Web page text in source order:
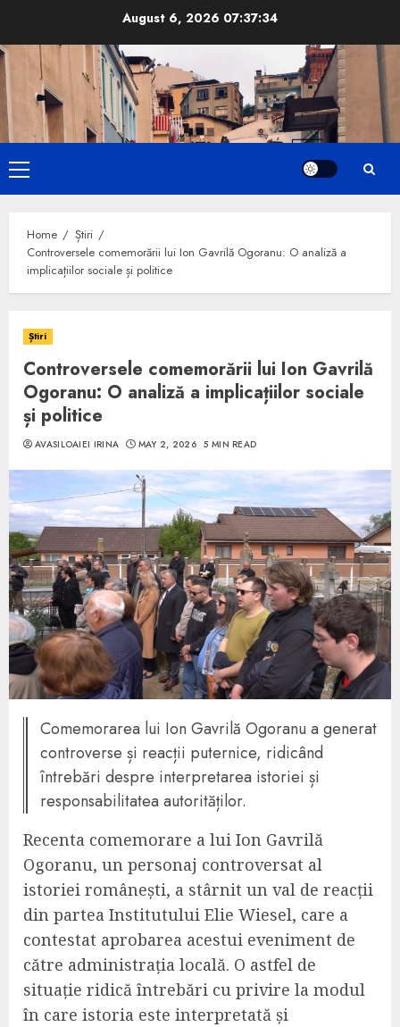
content
August 6, 2026 07:37:35
Primary
Menu
Home
Știri
Controversele comemorării lui Ion Gavrilă Ogoranu: O analiză a
implicațiilor sociale și politice
Știri
Controversele comemorării lui Ion Gavrilă
Ogoranu: O analiză a implicațiilor sociale
și politice
AVASILOAIEI IRINA MAY 2, 2026 5 MIN READ
Comemorarea lui Ion Gavrilă Ogoranu a generat
controverse și reacții puternice, ridicând
întrebări despre interpretarea istoriei și
responsabilitatea autorităților.
Recenta comemorare a lui Ion Gavrilă
Ogoranu, un personaj controversat al
istoriei românești, a stârnit un val de reacții
din partea Institutului Elie Wiesel, care a
contestat aprobarea acestui eveniment de
către administrația locală. O astfel de
situație ridică întrebări cu privire la modul
în care istoria este interpretată și